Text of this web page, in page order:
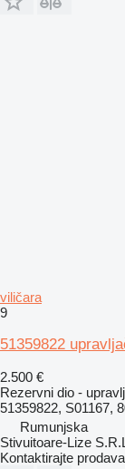
viličara
9
51359822
2.500 €
Rezervni dio -
51359822, S01167,
Rumunjska
Stivuitoare-Lize
Kontaktirajte